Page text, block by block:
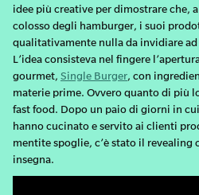
idee più creative per dimostrare che,
colosso degli hamburger, i suoi
qualitativamente nulla da invidiare
L’idea consisteva nel fingere
gourmet, Single Burger, con
materie prime. Ovvero quanto di più
fast food. Dopo un paio di giorni in
hanno cucinato e servito ai clienti
mentite spoglie, c’è stato il revealing
insegna.